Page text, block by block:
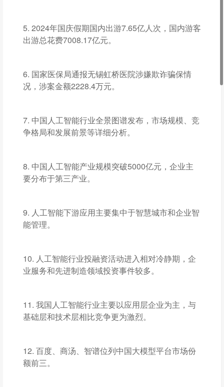
5. 2024年国庆假期国内出游7.65亿人次，国内游客
出游总花费7008.17亿元。
6. 国家医保局通报无锡虹桥医院涉嫌欺诈骗保情
况，涉案金额2228.4万元。
7. 中国人工智能行业全景图谱发布，市场规模、竞
争格局和发展前景等详细分析。
8. 中国人工智能产业规模突破5000亿元，企业主
要分布于第三产业。
9. 人工智能下游应用主要集中于智慧城市和企业智
能管理。
10. 人工智能行业投融资活动进入相对冷静期，企
业服务和先进制造领域投资事件较多。
11. 我国人工智能行业主要以应用层企业为主，与
基础层和技术层相比竞争更为激烈。
12. 百度、商汤、智谱位列中国大模型平台市场份
额前三。